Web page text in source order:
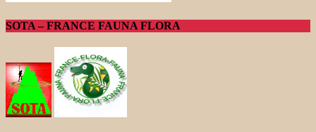
SOTA – FRANCE FAUNA FLORA